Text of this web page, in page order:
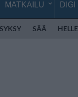
MATKAILU DIGI
SYKSY SÄÄ HELLE